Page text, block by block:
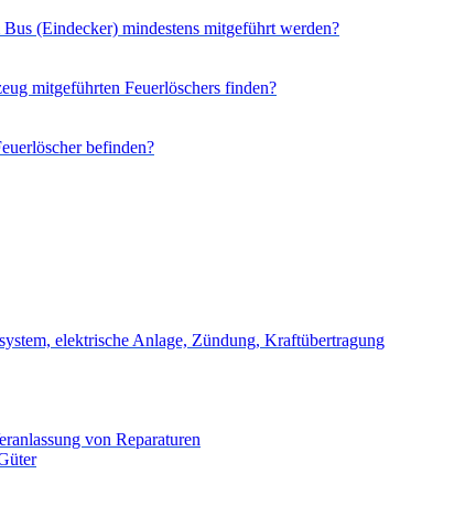
(Eindecker) mindestens mitgeführt werden?
mitgeführten Feuerlöschers finden?
befinden?
elektrische Anlage, Zündung, Kraftübertragung
von Reparaturen